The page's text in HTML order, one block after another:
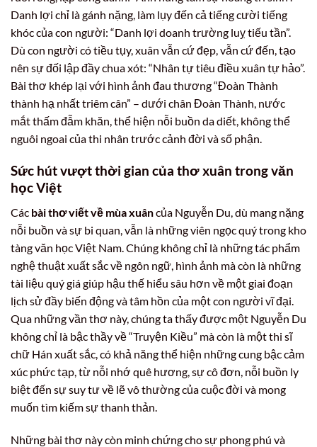
Danh lợi chỉ là gánh nặng, làm lụy đến cả tiếng cười tiếng
khóc của con người: “Danh lợi doanh trường luỵ tiếu tần”.
Dù con người có tiều tụy, xuân vẫn cứ đẹp, vẫn cứ đến, tạo
nên sự đối lập đầy chua xót: “Nhân tự tiêu điều xuân tự hảo”.
Bài thơ khép lại với hình ảnh đau thương “Đoàn Thành
thành hạ nhất triêm cân” – dưới chân Đoàn Thành, nước
mắt thấm đẫm khăn, thể hiện nỗi buồn da diết, không thể
nguôi ngoai của thi nhân trước cảnh đời và số phận.
Sức hút vượt thời gian của thơ xuân trong văn
học Việt
Các bài thơ viết về mùa xuâncủa Nguyễn Du, dù mang nặng
nỗi buồn và sự bi quan, vẫn là những viên ngọc quý trong kho
tàng văn học Việt Nam. Chúng không chỉ là những tác phẩm
nghệ thuật xuất sắc về ngôn ngữ, hình ảnh mà còn là những
tài liệu quý giá giúp hậu thế hiểu sâu hơn về một giai đoạn
lịch sử đầy biến động và tâm hồn của một con người vĩ đại.
Qua những vần thơ này, chúng ta thấy được một Nguyễn Du
không chỉ là bậc thầy về “Truyện Kiều” mà còn là một thi sĩ
chữ Hán xuất sắc, có khả năng thể hiện những cung bậc cảm
xúc phức tạp, từ nỗi nhớ quê hương, sự cô đơn, nỗi buồn ly
biệt đến sự suy tư về lẽ vô thường của cuộc đời và mong
muốn tìm kiếm sự thanh thản.
Những bài thơ này còn minh chứng cho sự phong phú và